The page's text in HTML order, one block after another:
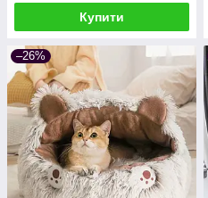
Купити
–26%